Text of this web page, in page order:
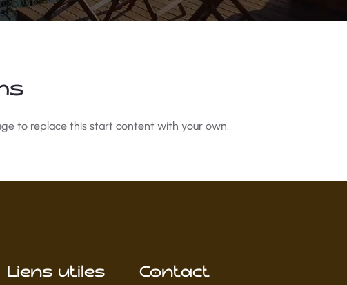
to replace this start content with your own.
Liens utiles Contact